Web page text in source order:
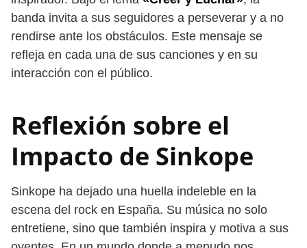
banda invita a sus seguidores a perseverar y a no
rendirse ante los obstáculos. Este mensaje se
refleja en cada una de sus canciones y en su
interacción con el público.
Reflexión sobre el
Impacto de Sinkope
Sinkope ha dejado una huella indeleble en la
escena del rock en España. Su música no solo
entretiene, sino que también inspira y motiva a sus